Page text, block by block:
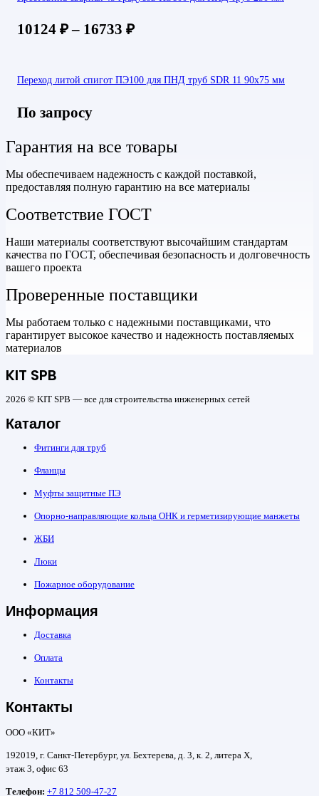
10124 ₽– 16733 ₽
Переход литой спигот ПЭ100 для ПНД труб SDR 11 90х75 мм
По запросу
Гарантия на все товары
Мы обеспечиваем надежность с каждой поставкой,
предоставляя полную гарантию на все материалы
Соответствие ГОСТ
Наши материалы соответствуют высочайшим стандартам
качества по ГОСТ, обеспечивая безопасность и долговечность
вашего проекта
Проверенные поставщики
Мы работаем только с надежными поставщиками, что
гарантирует высокое качество и надежность поставляемых
материалов
KIT SPB
2026 © KIT SPB — все для строительства инженерных сетей
Каталог
Фитинги для труб
Фланцы
Муфты защитные ПЭ
Опорно-направляющие кольца ОНК и герметизирующие манжеты
ЖБИ
Люки
Пожарное оборудование
Информация
Доставка
Оплата
Контакты
Контакты
ООО «КИТ»
192019, г. Санкт-Петербург, ул. Бехтерева, д. 3, к. 2, литера Х,
этаж 3, офис 63
Телефон: +7 812 509-47-27